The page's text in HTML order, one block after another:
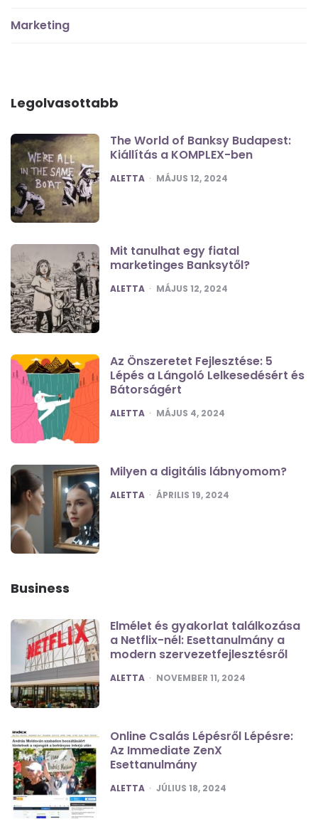
Marketing
Legolvasottabb
The World of Banksy Budapest:
Kiállítás a KOMPLEX-ben
POSTED
ALETTA MÁJUS 12, 2024
Mit tanulhat egy fiatal
marketinges Banksytől?
POSTED
ALETTA MÁJUS 12, 2024
Az Önszeretet Fejlesztése: 5
Lépés a Lángoló Lelkesedésért és
Bátorságért
POSTED
ALETTA MÁJUS 4, 2024
Milyen a digitális lábnyomom?
POSTED
ALETTA ÁPRILIS 19, 2024
Business
Elmélet és gyakorlat találkozása
a Netflix-nél: Esettanulmány a
modern szervezetfejlesztésről
POSTED
ALETTA NOVEMBER 11, 2024
Online Csalás Lépésről Lépésre:
Az Immediate ZenX
Esettanulmány
POSTED
ALETTA JÚLIUS 18, 2024